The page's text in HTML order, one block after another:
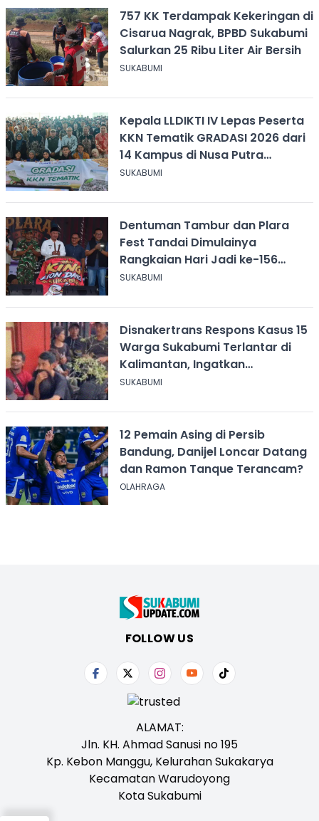
757 KK Terdampak Kekeringan di
Cisarua Nagrak, BPBD Sukabumi
Salurkan 25 Ribu Liter Air Bersih
SUKABUMI
Kepala LLDIKTI IV Lepas Peserta
KKN Tematik GRADASI 2026 dari
14 Kampus di Nusa Putra
University
SUKABUMI
Dentuman Tambur dan Plara
Fest Tandai Dimulainya
Rangkaian Hari Jadi ke-156
Kabupaten Sukabumi
SUKABUMI
Disnakertrans Respons Kasus 15
Warga Sukabumi Terlantar di
Kalimantan, Ingatkan
Pentingnya Perjanjian Kerja
SUKABUMI
12 Pemain Asing di Persib
Bandung, Danijel Loncar Datang
dan Ramon Tanque Terancam?
OLAHRAGA
FOLLOW US
ALAMAT:
Jln. KH. Ahmad Sanusi no 195
Kp. Kebon Manggu, Kelurahan Sukakarya
Kecamatan Warudoyong
Kota Sukabumi